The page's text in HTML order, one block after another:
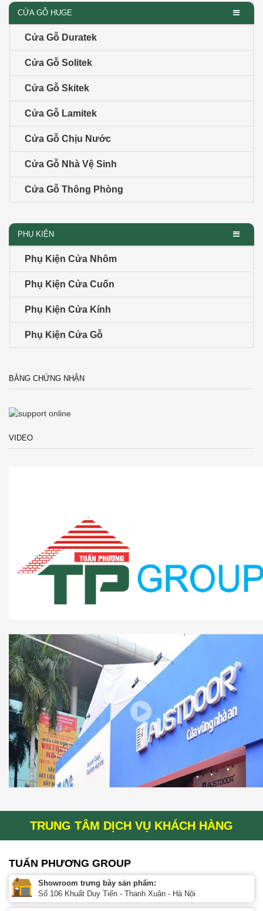
CỬA GỖ HUGE
Cửa Gỗ Duratek
Cửa Gỗ Solitek
Cửa Gỗ Skitek
Cửa Gỗ Lamitek
Cửa Gỗ Chịu Nước
Cửa Gỗ Nhà Vệ Sinh
Cửa Gỗ Thông Phòng
PHỤ KIỆN
Phụ Kiện Cửa Nhôm
Phụ Kiện Cửa Cuốn
Phụ Kiện Cửa Kính
Phụ Kiện Cửa Gỗ
BẰNG CHỨNG NHẬN
VIDEO
TRUNG TÂM DỊCH VỤ KHÁCH HÀNG
TUẤN PHƯƠNG GROUP
Showroom trưng bày sản phẩm:
Số 106 Khuất Duy Tiến - Thanh Xuân - Hà Nội